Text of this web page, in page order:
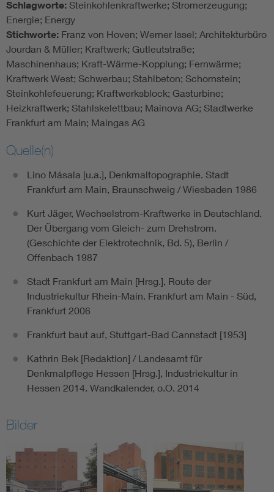
Schlagworte: Steinkohlenkraftwerke; Stromerzeugung;
Energie; Energy
Stichworte: Franz von Hoven; Werner Issel; Architekturbüro
Jourdan & Müller; Kraftwerk; Gutleutstraße;
Maschinenhaus; Kraft-Wärme-Kopplung; Fernwärme;
Kraftwerk West; Schwerbau; Stahlbeton; Schornstein;
Steinkohlefeuerung; Kraftwerksblock; Gasturbine;
Heizkraftwerk; Stahlskelettbau; Mainova AG; Stadtwerke
Frankfurt am Main; Maingas AG
Quelle(n)
Lino Másala [u.a.], Denkmaltopographie. Stadt
Frankfurt am Main, Braunschweig / Wiesbaden 1986
Kurt Jäger, Wechselstrom-Kraftwerke in Deutschland.
Der Übergang vom Gleich- zum Drehstrom.
(Geschichte der Elektrotechnik, Bd. 5), Berlin /
Offenbach 1987
Stadt Frankfurt am Main [Hrsg.], Route der
Industriekultur Rhein-Main. Frankfurt am Main - Süd,
Frankfurt 2006
Frankfurt baut auf, Stuttgart-Bad Cannstadt [1953]
Kathrin Bek [Redaktion] / Landesamt für
Denkmalpflege Hessen [Hrsg.], Industriekultur in
Hessen 2014. Wandkalender, o.O. 2014
Bilder